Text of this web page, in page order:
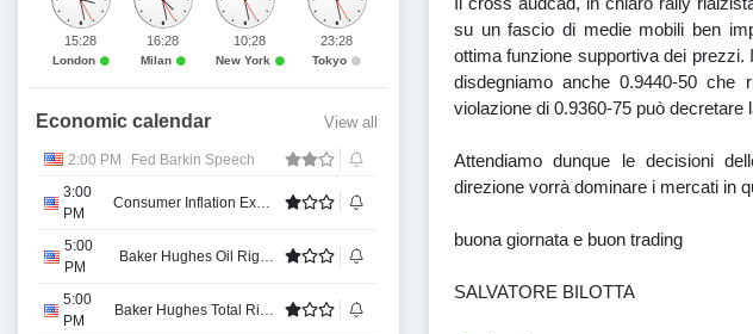
su un fascio di medie mobili ben
ottima funzione supportiva dei
disdegniamo anche 0.9440-50
violazione di 0.9360-75 può decretare
Attendiamo dunque le decisioni
direzione vorrà dominare i mercati in
buona giornata e buon trading
SALVATORE BILOTTA
15:28
London
16:28
Milan
10:28
New York
23:28
Tokyo
Economic calendar View all
2:00 PM
Fed Barkin Speech
3:00
PM
Consumer Inflation Expectations
5:00
PM
Baker Hughes Oil Rig Count
5:00
PM
Baker Hughes Total Rigs Count